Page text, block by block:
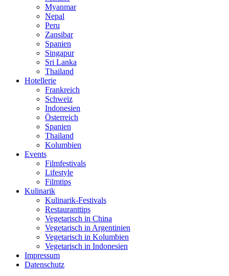
Myanmar
Nepal
Peru
Zansibar
Spanien
Singapur
Sri Lanka
Thailand
Hotellerie
Frankreich
Schweiz
Indonesien
Österreich
Spanien
Thailand
Kolumbien
Events
Filmfestivals
Lifestyle
Filmtips
Kulinarik
Kulinarik-Festivals
Restauranttips
Vegetarisch in China
Vegetarisch in Argentinien
Vegetarisch in Kolumbien
Vegetarisch in Indonesien
Impressum
Datenschutz